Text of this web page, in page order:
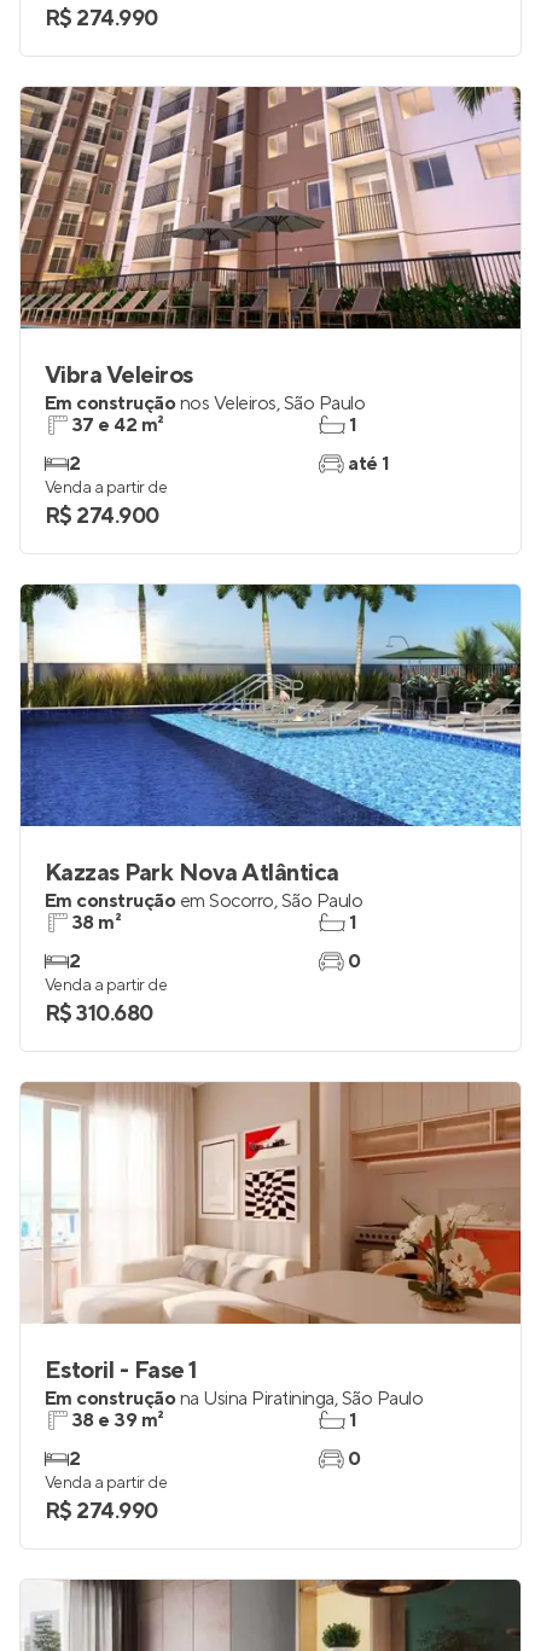
R$ 274.990
Vibra Veleiros
Em construçãonos Veleiros,São Paulo
37 e 42 m²
2
1
até 1
Venda a partir de
R$ 274.900
Kazzas Park Nova Atlântica
Em construção em Socorro,São Paulo
38 m²
2
1
0
Venda a partir de
R$ 310.680
Estoril - Fase 1
Em construçãona Usina Piratininga,São Paulo
38 e 39 m²
2
1
0
Venda a partir de
R$ 274.990